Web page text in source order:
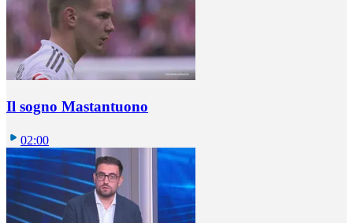
Il sogno Mastantuono
02:00